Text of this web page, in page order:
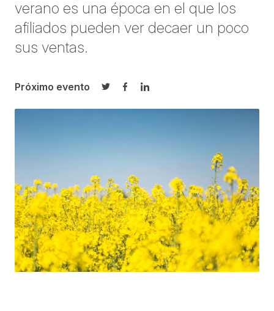
verano es una época en el que los
afiliados pueden ver decaer un poco
sus ventas.
Próximo evento
Compartir en Twitter
Compartir en Facebook
Compartir en LinkedIn